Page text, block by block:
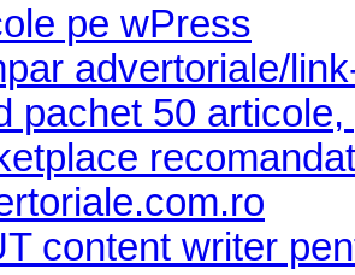
pe wPress
advertoriale/
pachet 50
content writer